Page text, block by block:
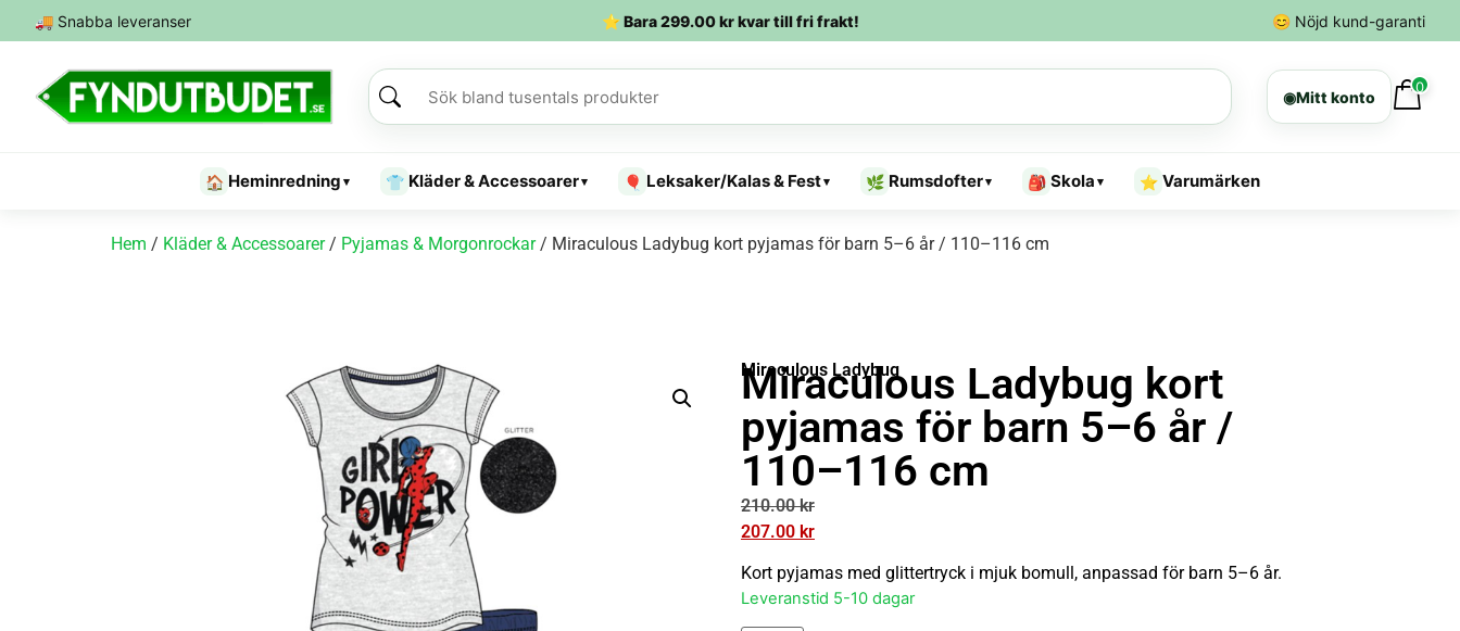
🚚 Snabba leveranser ⭐ Bara299.00krkvar till fri frakt! 😊 Nöjd kund-garanti
◉Mitt konto
0
🏠 Heminredning ▾ 👕 Kläder & Accessoarer▾ 🎈 Leksaker/Kalas & Fest▾ 🌿 Rumsdofter▾ 🎒 Skola ▾ ⭐ Varumärken
Hem / Kläder & Accessoarer/ Pyjamas & Morgonrockar/ Miraculous Ladybug kort pyjamas för barn 5–6 år / 110–116 cm
Miraculous Ladybug
Miraculous Ladybug kort
pyjamas för barn 5–6 år /
110–116 cm
210.00kr
207.00 kr
Kort pyjamas med glittertryck i mjuk bomull, anpassad för barn 5–6 år.
Leveranstid 5-10 dagar